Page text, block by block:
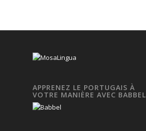
APPRENEZ LE PORTUGAIS À
VOTRE MANIÈRE AVEC BABBEL